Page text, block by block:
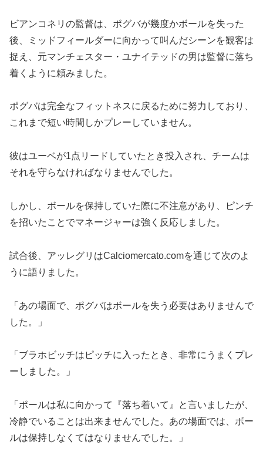
ビアンコネリの監督は、ポグバが幾度かボールを失った
後、ミッドフィールダーに向かって叫んだシーンを観客は
捉え、元マンチェスター・ユナイテッドの男は監督に落ち
着くように頼みました。
ポグバは完全なフィットネスに戻るために努力しており、
これまで短い時間しかプレーしていません。
彼はユーベが1点リードしていたとき投入され、チームは
それを守らなければなりませんでした。
しかし、ボールを保持していた際に不注意があり、ピンチ
を招いたことでマネージャーは強く反応しました。
試合後、アッレグリはCalciomercato.comを通じて次のよ
うに語りました。
「あの場面で、ポグバはボールを失う必要はありませんで
した。」
「ブラホビッチはピッチに入ったとき、非常にうまくプレ
ーしました。」
「ポールは私に向かって『落ち着いて』と言いましたが、
冷静でいることは出来ませんでした。あの場面では、ボー
ルは保持しなくてはなりませんでした。」